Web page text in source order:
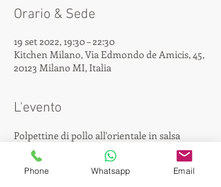
Orario & Sede
19 set 2022, 19:30 – 22:30
Kitchen Milano, Via Edmondo de Amicis, 45,
20123 Milano MI, Italia
L'evento
Polpettine di pollo all'orientale in salsa
teryaki con sesamo bianco e lemongrass
Tarte tatin di cipolle caramellate con
fonduta e gelato al parmigiano
Phone Whatsapp Email